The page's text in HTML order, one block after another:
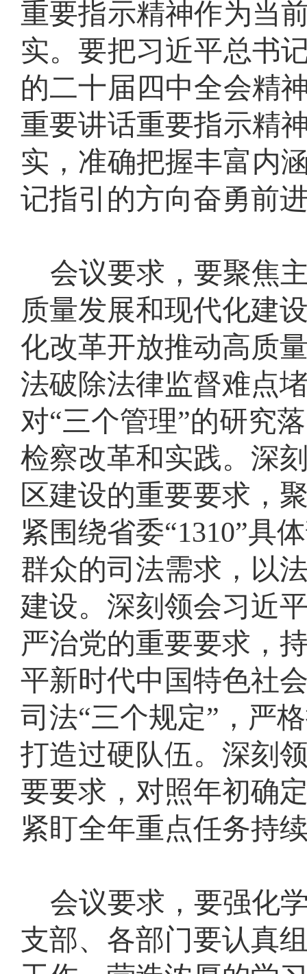
重要指示精神作为当
实。要把习近平总书
的二十届四中全会精
重要讲话重要指示精
实，准确把握丰富内
记指引的方向奋勇前
会议要求，要聚焦
质量发展和现代化建
化改革开放推动高质
法破除法律监督难点
对“三个管理”的研究
检察改革和实践。深
区建设的重要要求，
紧围绕省委“1310”具
群众的司法需求，以
建设。深刻领会习近
严治党的重要要求，
平新时代中国特色社
司法“三个规定”，严
打造过硬队伍。深刻
要要求，对照年初确
紧盯全年重点任务持
会议要求，要强化
支部、各部门要认真